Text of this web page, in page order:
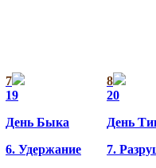
7
19
День Быка
6. Удержание
8
20
День
7.